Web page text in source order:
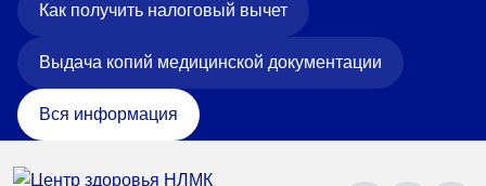
Как получить налоговый вычет
Выдача копий медицинской документации
Вся информация